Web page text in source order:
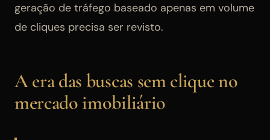
geração de tráfego baseado apenas em volume
de cliques precisa ser revisto.
A era das buscas sem clique no
mercado imobiliário